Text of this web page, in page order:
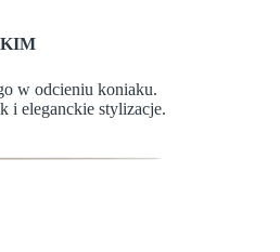
w odcieniu koniaku.
i eleganckie stylizacje.